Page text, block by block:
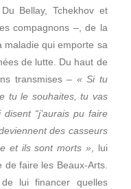
Bellay, Tchekhov et
compagnons –, de la
maladie qui emporte sa
de lutte. Du haut de
transmises – « Si tu
tu le souhaites, tu vas
“j’aurais pu faire
des casseurs
et ils sont morts » , lui
faire les Beaux-Arts.
lui financer quelles